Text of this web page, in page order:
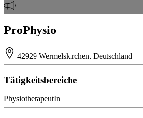
ProPhysio
42929 Wermelskirchen, Deutschland
Tätigkeitsbereiche
PhysiotherapeutIn